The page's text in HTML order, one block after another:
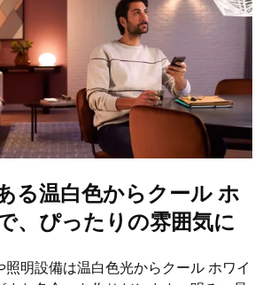
る温白色からクール ホ
、ぴったりの雰囲気に
照明設備は温白色光からクール ホワイ